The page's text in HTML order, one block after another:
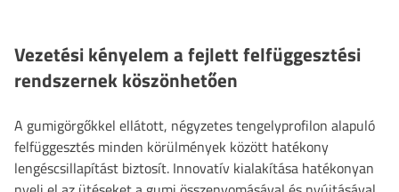
Vezetési kényelem a fejlett felfüggesztési
rendszernek köszönhetően
A gumigörgőkkel ellátott, négyzetes tengelyprofilon alapuló
felfüggesztés minden körülmények között hatékony
lengéscsillapítást biztosít. Innovatív kialakítása hatékonyan